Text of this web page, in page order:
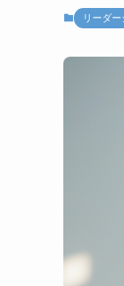
リーダー